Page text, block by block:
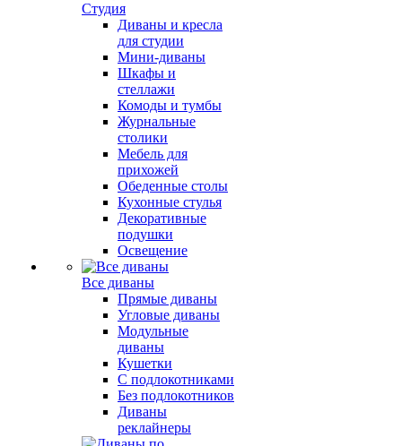
Студия
Диваны и кресла
для студии
Мини-диваны
Шкафы и
стеллажи
Комоды и тумбы
Журнальные
столики
Мебель для
прихожей
Обеденные столы
Кухонные стулья
Декоративные
подушки
Освещение
Все диваны
Прямые диваны
Угловые диваны
Модульные
диваны
Кушетки
С подлокотниками
Без подлокотников
Диваны
реклайнеры